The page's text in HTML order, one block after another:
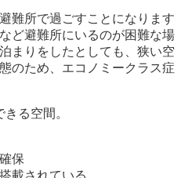
難所で過ごすことになります
ど避難所にいるのが困難な場
まりをしたとしても、狭い空
のため、エコノミークラス症
る空間。
保
載されている